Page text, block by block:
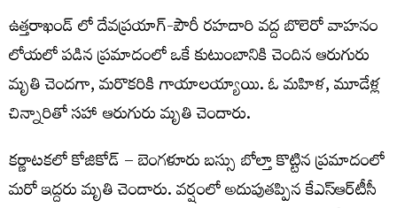
ఉత్తరాఖండ్ లో దేవప్రయాగ్-పౌరీ రహదారి వద్ద బొలెరో వాహనం
లోయలో పడిన ప్రమాదంలో ఒకే కుటుంబానికి చెందిన ఆరుగురు
మృతి చెందగా, మరొకరికి గాయాలయ్యాయి. ఓ మహిళ, మూడేళ్ల
చిన్నారితో సహా ఆరుగురు మృతి చెందారు.
కర్ణాటకలో కోజికోడ్‌ – బెంగళూరు బస్సు బోల్తా కొట్టిన ప్రమాదంలో
మరో ఇద్దరు మృతి చెందారు. వర్షంలో అదుపుతప్పిన కేఎస్‌ఆర్‌టీసీ